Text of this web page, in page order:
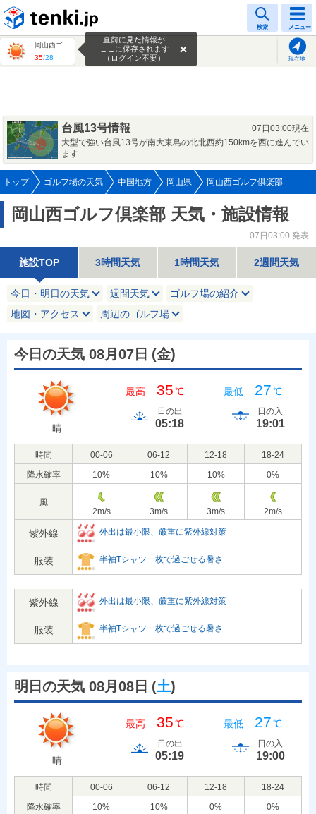
検索 メニュー
35/28 現在地
直前に見た情報が
ここに保存されます
（ログイン不要）
台風13号情報
07日03:00現在
大型で強い台風13号が南大東島の北北西約150kmを西に進んでい
ます
トップ ゴルフ場の天気 中国地方 岡山県 岡山西ゴルフ倶楽部
岡山西ゴルフ倶楽部 天気・施設情報
07日03:00 発表
施設TOP 3時間天気 1時間天気 2週間天気
今日・明日の天気 週間天気
ゴルフ場の紹介
地図・アクセス
周辺のゴルフ場
今日の天気 08月07日 (金)
晴
最高 35℃ 最低 27℃
日の出
05:18
日の入
19:01
時間 00-06 06-12 12-18
18-24
降水確率
10% 10% 10% 0%
風
2m/s 3m/s 3m/s 2m/s
紫外線 外出は最小限、厳重に紫外線対策
服装 半袖Tシャツ一枚で過ごせる暑さ
紫外線 外出は最小限、厳重に紫外線対策
服装 半袖Tシャツ一枚で過ごせる暑さ
明日の天気 08月08日 (土)
晴
最高 35℃ 最低 27℃
日の出
05:19
日の入
19:00
時間 00-06 06-12 12-18
18-24
降水確率
10% 10% 0% 0%